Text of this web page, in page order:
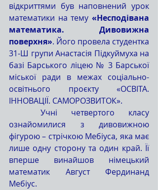
відкриттями був наповнений урок
математики на тему «Несподівана
математика. Дивовижна
поверхня». Його провела студентка
31-Ш групи Анастасія Підкуймуха на
базі Барського ліцею № 3 Барської
міської ради в межах соціально-
освітнього проєкту «ОСВІТА.
ІННОВАЦІЇ. САМОРОЗВИТОК».
ознайомилися з дивовижною
фігурою – стрічкою Мебіуса, яка має
лише одну сторону та один край. Її
вперше винайшов німецький
математик Август Фердинанд
Мебіус.